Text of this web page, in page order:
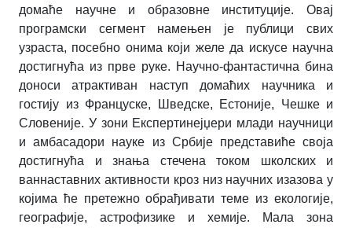
домаће научне и образовне институције. Овај
програмски сегмент намењен је публици свих
узраста, посебно онима који желе да искусе научна
достигнућа из прве руке. Научно-фантастична бина
доноси атрактиван наступ домаћих научника и
гостију из Француске, Шведске, Естоније, Чешке и
Словеније. У зони Експертинејџери млади научници
и амбасадори науке из Србије представиће своја
достигнућа и знања стечена током школских и
ваннаставних активности кроз низ научних изазова у
којима ће претежно обрађивати теме из екологије,
географије, астрофизике и хемије. Мала зона